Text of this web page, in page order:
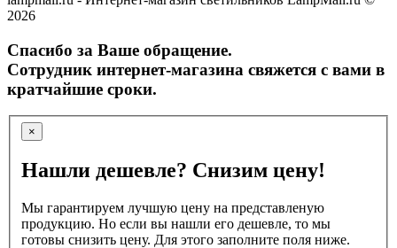
2026
Спасибо за Ваше обращение.
Сотрудник интернет-магазина свяжется с вами в
кратчайшие сроки.
×
Нашли дешевле? Снизим цену!
Мы гарантируем лучшую цену на представленую
продукцию. Но если вы нашли его дешевле, то мы
готовы снизить цену. Для этого заполните поля ниже.